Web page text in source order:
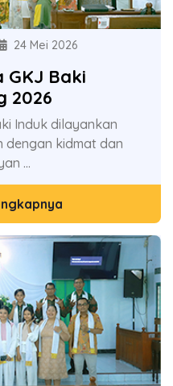
24 Mei 2026
GKJ Baki
2026
Induk dilayankan
dengan kidmat dan
...